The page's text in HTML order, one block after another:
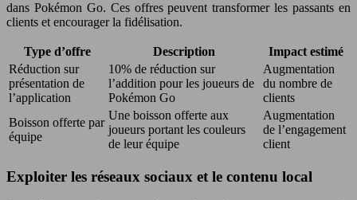
dans Pokémon Go. Ces offres peuvent transformer les passants en
clients et encourager la fidélisation.
Type d’offre Description
Impact estimé
Réduction sur
présentation de
l’application
10% de réduction sur
l’addition pour les joueurs de
Pokémon Go
Augmentation
du nombre de
clients
Boisson offerte par
équipe
Une boisson offerte aux
joueurs portant les couleurs
de leur équipe
Augmentation
de l’engagement
client
Exploiter les réseaux sociaux et le contenu local